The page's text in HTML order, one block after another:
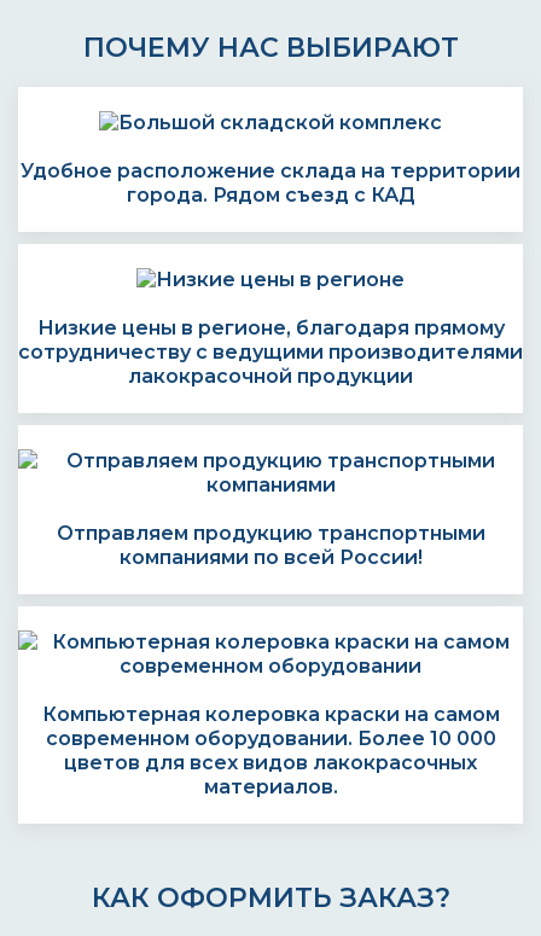
ПОЧЕМУ НАС ВЫБИРАЮТ
Удобное расположение склада на территории
города. Рядом съезд с КАД
Низкие цены в регионе, благодаря прямому
сотрудничеству с ведущими производителями
лакокрасочной продукции
Отправляем продукцию транспортными
компаниями по всей России!
Компьютерная колеровка краски на самом
современном оборудовании. Более 10 000
цветов для всех видов лакокрасочных
материалов.
КАК ОФОРМИТЬ ЗАКАЗ?